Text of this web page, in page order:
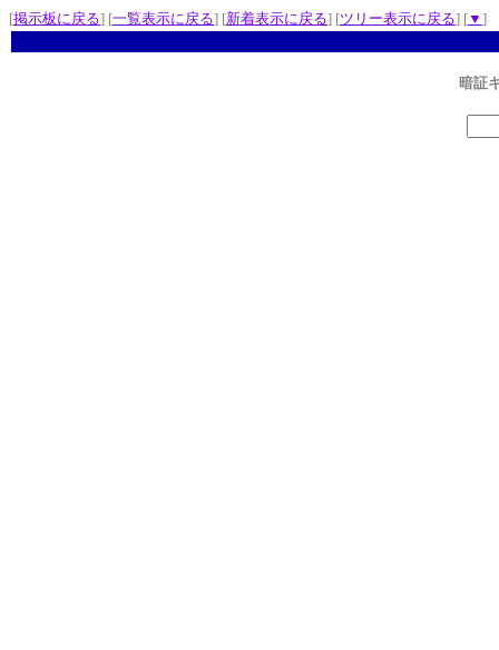
[掲示板に戻る] [一覧表示に戻る] [新着表示に戻る] [ツリー表示に戻る] [▼ ]
暗証